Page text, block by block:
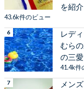
を紹介
43.6k件のビュー
レデ
むら
の三
41.4k件
メン